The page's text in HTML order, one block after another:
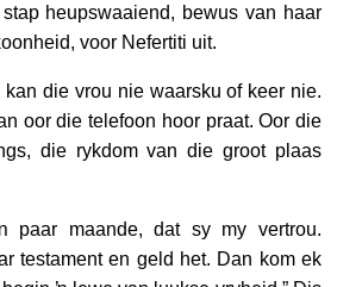
heupswaaiend, bewus van haar
voor Nefertiti uit.
kan die vrou nie waarsku of keer nie.
oor die telefoon hoor praat. Oor die
die rykdom van die groot plaas
paar maande, dat sy my vertrou.
testament en geld het. Dan kom ek